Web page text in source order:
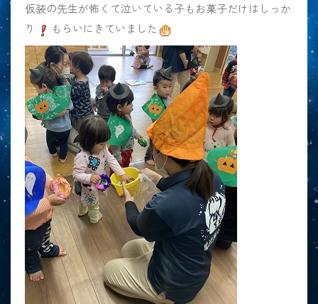
仮装の先生が怖くて泣いている子もお菓子だけはしっか
り
もらいにきていました